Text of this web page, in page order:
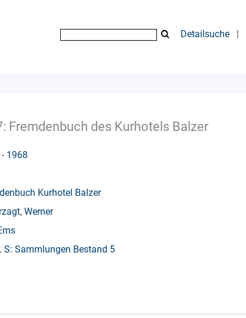
Detailsuche |
Fremdenbuch des Kurhotels Balzer
1968
Kurhotel Balzer
Werner
S: Sammlungen Bestand 5